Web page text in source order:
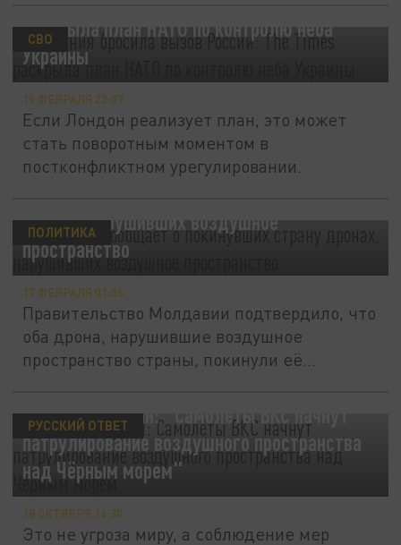
раскрыла план НАТО по контролю неба
Украины
СВО
19 ФЕВРАЛЯ 23:07
Если Лондон реализует план, это может
стать поворотным моментом в
постконфликтном урегулировании.
дронах, нарушивших воздушное
пространство
ПОЛИТИКА
17 ФЕВРАЛЯ 01:56
Правительство Молдавии подтвердило, что
оба дрона, нарушившие воздушное
пространство страны, покинули её...
Владимир Путин: "Самолёты ВКС начнут
патрулирование воздушного пространства
над Чёрным морем"
РУССКИЙ ОТВЕТ
18 ОКТЯБРЯ 14:30
Это не угроза миру, а соблюдение мер